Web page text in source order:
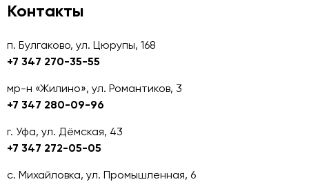
Контакты
п. Булгаково, ул. Цюрупы, 168
+7 347 270-35-55
мр-н «Жилино», ул. Романтиков, 3
+7 347 280-09-96
г. Уфа, ул. Дёмская, 43
+7 347 272-05-05
с. Михайловка, ул. Промышленная, 6